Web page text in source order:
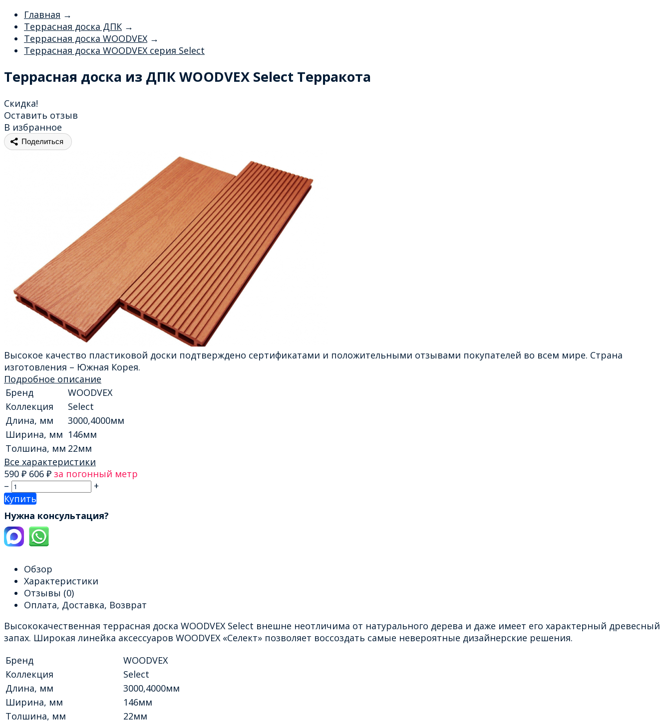
Главная →
Террасная доска ДПК →
Террасная доска WOODVEX →
Террасная доска WOODVEX серия Select
Террасная доска из ДПК WOODVEX Select Терракота
Скидка!
Оставить отзыв
В избранное
Поделиться
Высокое качество пластиковой доски подтверждено сертификатами и положительными отзывами покупателей во всем мире. Страна
изготовления – Южная Корея.
Подробное описание
Бренд
WOODVEX
Коллекция
Select
Длина, мм
3000,4000мм
Ширина, мм 146мм
Толшина, мм 22мм
Все характеристики
590 ₽ 606 ₽ за погонный метр
–
+
Купить
Нужна консультация?
Обзор
Характеристики
Отзывы (0)
Оплата, Доставка, Возврат
Высококачественная террасная доска WOODVEX Select внешне неотличима от натурального дерева и даже имеет его характерный древесный
запах. Широкая линейка аксессуаров WOODVEX «Селект» позволяет воссоздать самые невероятные дизайнерские решения.
Бренд
WOODVEX
Коллекция
Select
Длина, мм
3000,4000мм
Ширина, мм
146мм
Толшина, мм
22мм